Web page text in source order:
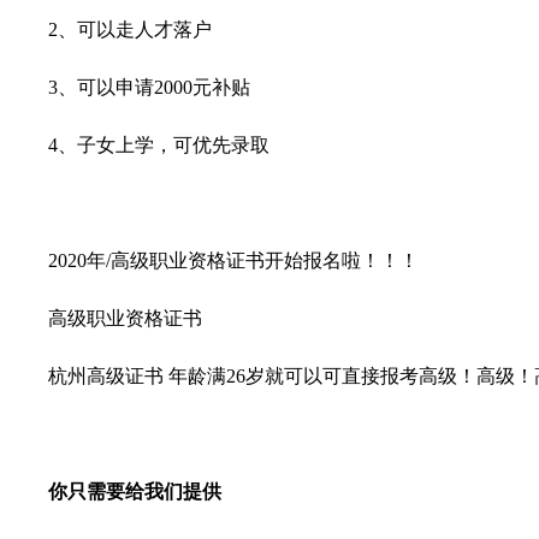
2、可以走人才落户
3、可以申请2000元补贴
4、子女上学，可优先录取
2020年/高级职业资格证书开始报名啦！！！
高级职业资格证书
杭州高级证书 年龄满26岁就可以可直接报考高级！高级！
你只需要给我们提供